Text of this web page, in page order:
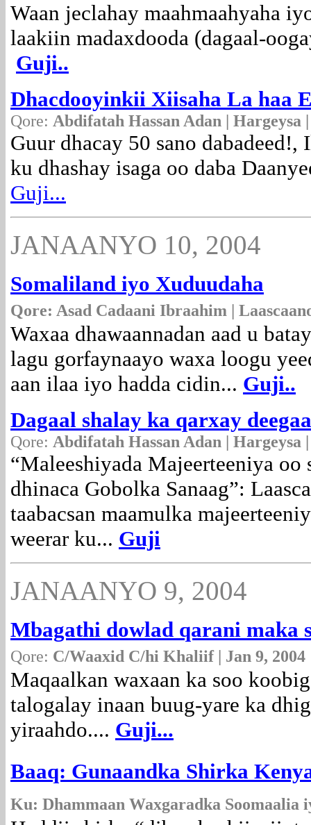
Waan jeclahay maahmaahyaha
laakiin madaxdooda (dagaal-
Guji..
Dhacdooyinkii Xiisaha La haa
Qore: Abdifatah Hassan Adan | Hargeysa
Guur dhacay 50 sano
ku dhashay isaga oo daba
Guji...
JANAANYO 10, 2004
Somaliland iyo Xuduudaha
Qore: Asad Cadaani Ibraahim |
Waxaa dhawaannadan aad u
lagu gorfaynaayo waxa loogu
aan ilaa iyo hadda cidin... Guji..
Dagaal shalay ka qarxay
Qore: Abdifatah Hassan Adan | Hargeysa
“Maleeshiyada Majeerteeniya oo
dhinaca Gobolka Sanaag”:
taabacsan maamulka
weerar ku... Guji
JANAANYO 9, 2004
Mbagathi dowlad qarani maka
Qore: C/Waaxid C/hi Khaliif | Jan 9, 2004
Maqaalkan waxaan ka soo
talogalay inaan buug-yare ka
yiraahdo.... Guji...
Baaq: Gunaandka Shirka
Ku: Dhammaan Waxgaradka